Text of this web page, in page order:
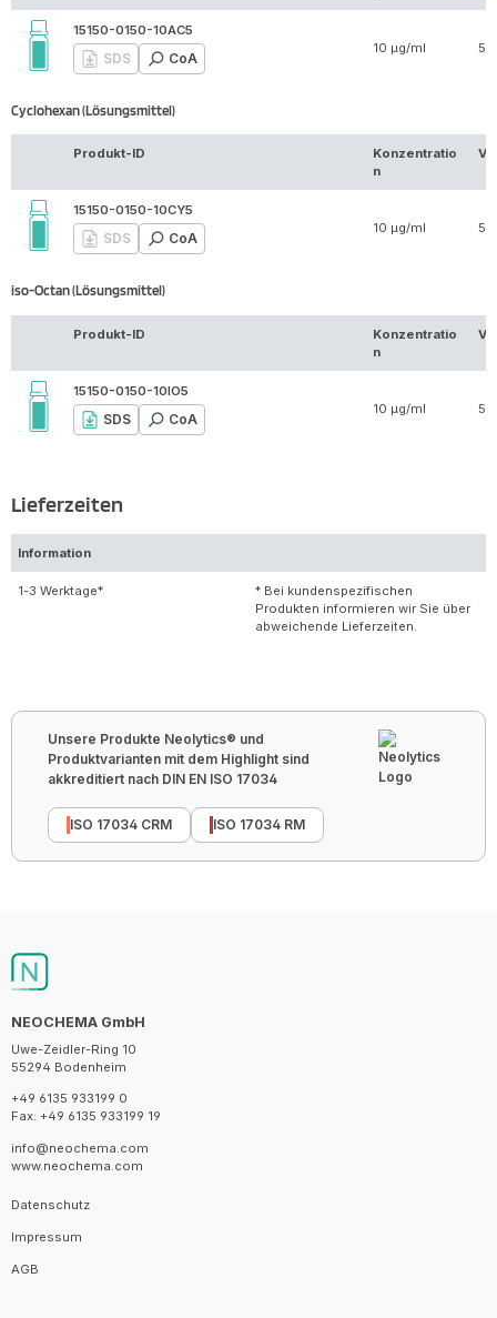
15150-0150-10AC5
SDS CoA
10 µg/ml 5
Cyclohexan (Lösungsmittel)
Produkt-ID
Konzentratio
n
15150-0150-10CY5
SDS CoA
10 µg/ml 5
iso-Octan (Lösungsmittel)
Produkt-ID
Konzentratio
n
15150-0150-10IO5
SDS CoA
10 µg/ml 5
Lieferzeiten
Information
1-3 Werktage*
* Bei kundenspezifischen
Produkten informieren wir Sie über
abweichende Lieferzeiten.
Unsere Produkte Neolytics® und
Produktvarianten mit dem Highlight sind
akkreditiert nach DIN EN ISO 17034
ISO 17034 CRM ISO 17034 RM
NEOCHEMA GmbH
Uwe-Zeidler-Ring 10
55294 Bodenheim
+49 6135 933199 0
Fax: +49 6135 933199 19
info@neochema.com
www.neochema.com
Datenschutz
Impressum
AGB